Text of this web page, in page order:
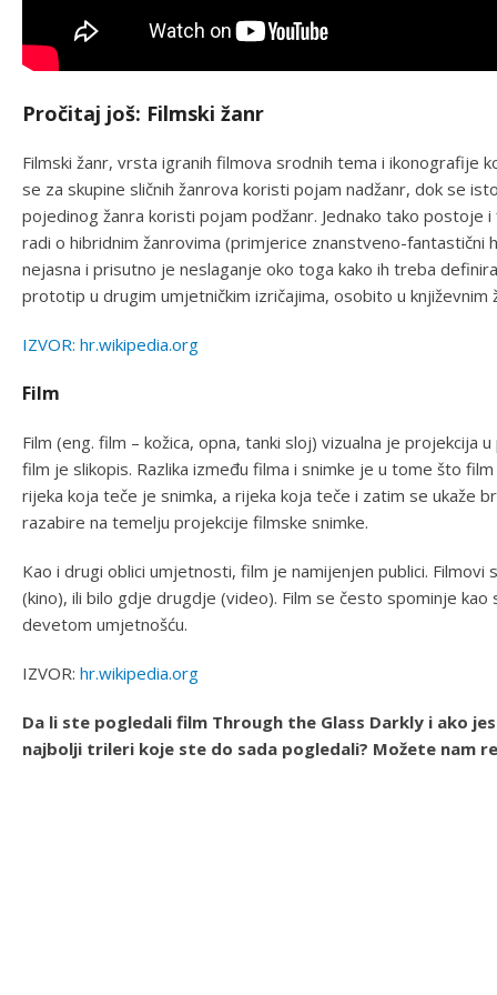
Pročitaj još: Filmski žanr
Filmski žanr, vrsta igranih filmova srodnih tema i ikonografije
se za skupine sličnih žanrova koristi pojam nadžanr, dok se
pojedinog žanra koristi pojam podžanr. Jednako tako postoje
radi o hibridnim žanrovima (primjerice znanstveno-
nejasna i prisutno je neslaganje oko toga kako ih treba
prototip u drugim umjetničkim izričajima, osobito u književnim
IZVOR: hr.wikipedia.org
Film
Film (eng. film – kožica, opna, tanki sloj) vizualna je projekcija
film je slikopis. Razlika između filma i snimke je u tome što
rijeka koja teče je snimka, a rijeka koja teče i zatim se ukaže
razabire na temelju projekcije filmske snimke.
Kao i drugi oblici umjetnosti, film je namijenjen publici.
(kino), ili bilo gdje drugdje (video). Film se često spominje
devetom umjetnošću.
IZVOR: hr.wikipedia.org
Da li ste pogledali film Through the Glass Darkly i ako
najbolji trileri koje ste do sada pogledali? Možete nam